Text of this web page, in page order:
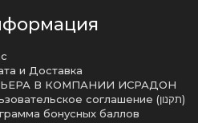
и Доставка
В КОМПАНИИ ИСРАДОН
Пользовательское соглашение (תקנון)
бонусных баллов